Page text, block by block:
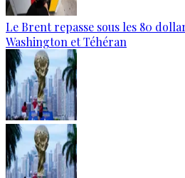
Le Brent repasse sous les 80
Washington et Téhéran